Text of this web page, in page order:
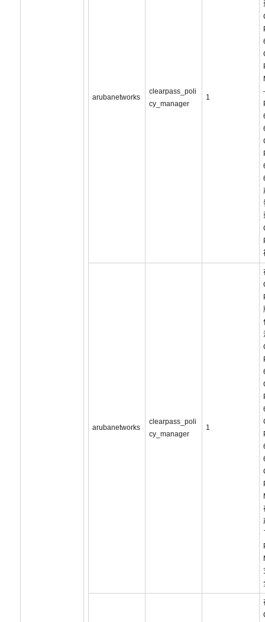
arubanetworks
clearpass_poli
cy_manager
1
arubanetworks
clearpass_poli
cy_manager
1